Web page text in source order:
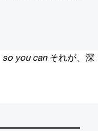
so you can それが、深